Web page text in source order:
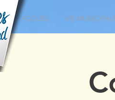
ACCUEIL VIE